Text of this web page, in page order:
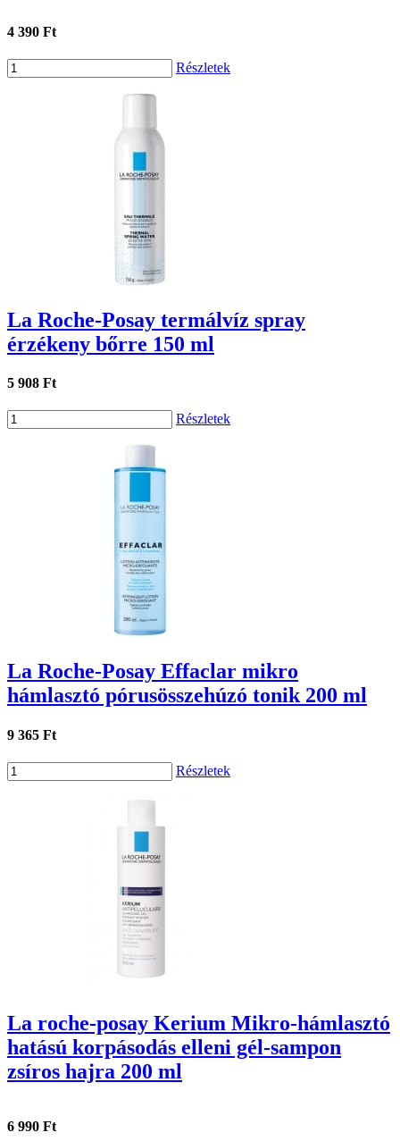
4 390 Ft
Részletek
La Roche-Posay termálvíz spray
érzékeny bőrre 150 ml
5 908 Ft
Részletek
La Roche-Posay Effaclar mikro
hámlasztó pórusösszehúzó tonik 200 ml
9 365 Ft
Részletek
La roche-posay Kerium Mikro-hámlasztó
hatású korpásodás elleni gél-sampon
zsíros hajra 200 ml
6 990 Ft